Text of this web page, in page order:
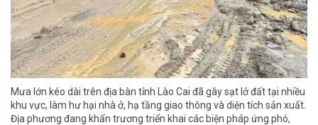
Mưa lớn kéo dài trên địa bàn tỉnh Lào Cai đã gây sạt lở đất tại nhiều
khu vực, làm hư hại nhà ở, hạ tầng giao thông và diện tích sản xuất.
Địa phương đang khẩn trương triển khai các biện pháp ứng phó,